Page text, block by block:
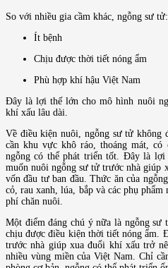
So với nhiều gia cầm khác, ngỗng sư tử:
Ít bệnh
Chịu được thời tiết nóng ẩm
Phù hợp khí hậu Việt Nam
Đây là lợi thế lớn cho mô hình nuôi
khí xấu lâu dài.
Về điều kiện nuôi, ngỗng sư tử không
cần khu vực khô ráo, thoáng mát,
ngỗng có thể phát triển tốt. Đây là
muốn nuôi ngỗng sư tử trước nhà giúp
vốn đầu tư ban đầu. Thức ăn của
cỏ, rau xanh, lúa, bắp và các phụ
phí chăn nuôi.
Một điểm đáng chú ý nữa là ngỗng sư
chịu được điều kiện thời tiết nóng ẩm.
trước nhà giúp xua đuổi khí xấu trở
nhiều vùng miền của Việt Nam. Chỉ